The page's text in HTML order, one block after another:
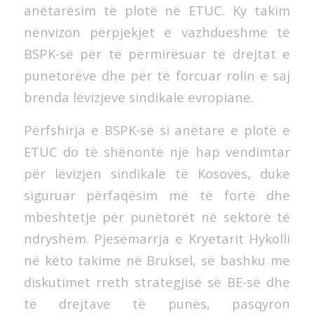
anëtarësim të plotë në ETUC. Ky takim
nënvizon përpjekjet e vazhdueshme të
BSPK-së për të përmirësuar të drejtat e
punëtorëve dhe për të forcuar rolin e saj
brenda lëvizjeve sindikale evropiane.
Përfshirja e BSPK-së si anëtare e plotë e
ETUC do të shënonte një hap vendimtar
për lëvizjen sindikale të Kosovës, duke
siguruar përfaqësim më të fortë dhe
mbështetje për punëtorët në sektorë të
ndryshëm. Pjesëmarrja e Kryetarit Hykolli
në këto takime në Bruksel, së bashku me
diskutimet rreth strategjisë së BE-së dhe
të drejtave të punës, pasqyron